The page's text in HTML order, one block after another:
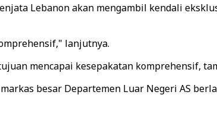
Lebanon akan mengambil kendali
lanjutnya.
mencapai kesepakatan komprehensif,
besar Departemen Luar Negeri AS